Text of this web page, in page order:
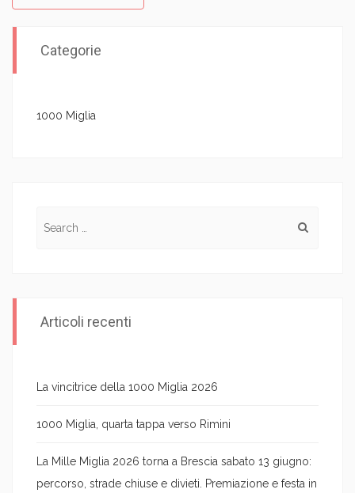
Categorie
1000 Miglia
Articoli recenti
La vincitrice della 1000 Miglia 2026
1000 Miglia, quarta tappa verso Rimini
La Mille Miglia 2026 torna a Brescia sabato 13 giugno:
percorso, strade chiuse e divieti. Premiazione e festa in